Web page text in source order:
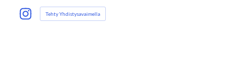
Instagram
Tehty Yhdistysavaimella